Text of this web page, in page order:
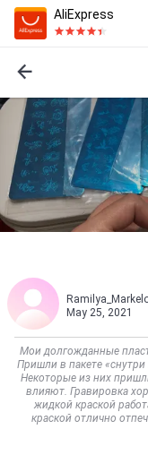
AliExpress
May 25, 2021
Мои долгожданные
Пришли в пакете
Некоторые из них
влияют. Гравировка
жидкой краской
краской отлично